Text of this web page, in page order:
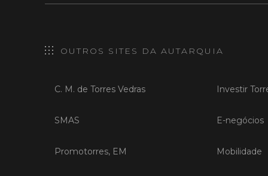
OUTROS SITES DA AUTARQUIA
C. M. de Torres Vedras
SMAS
Promotorres, EM
Investir
E-negócios
Mobilidade